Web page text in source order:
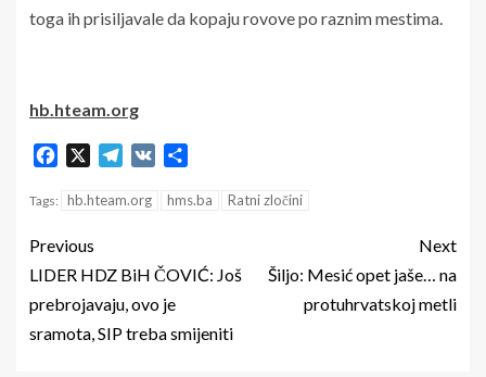
toga ih prisiljavale da kopaju rovove po raznim mestima.
hb.hteam.org
Facebook Telegram
VK
Tags: hb.hteam.org hms.ba Ratni zločini
Previous
LIDER HDZ BiH ČOVIĆ: Još
prebrojavaju, ovo je
sramota, SIP treba smijeniti
Next
Šiljo: Mesić opet jaše… na
protuhrvatskoj metli